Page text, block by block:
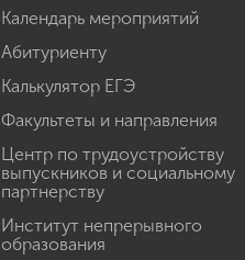
Календарь мероприятий
Абитуриенту
Калькулятор ЕГЭ
Факультеты и направления
Центр по трудоустройству
выпускников и социальному
партнерству
Институт непрерывного
образования